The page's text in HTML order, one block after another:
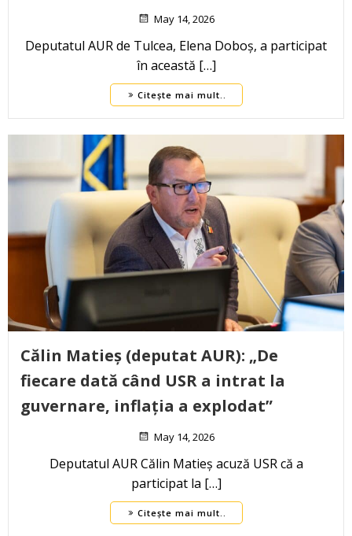
May 14, 2026
Deputatul AUR de Tulcea, Elena Doboș, a participat
în această […]
Citește mai mult..
Călin Matieș (deputat AUR): „De
fiecare dată când USR a intrat la
guvernare, inflația a explodat”
May 14, 2026
Deputatul AUR Călin Matieș acuză USR că a
participat la […]
Citește mai mult..